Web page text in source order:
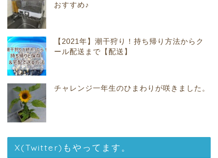
おすすめ♪
【2021年】潮干狩り！持ち帰り方法からク
ール配送まで【配送】
チャレンジ一年生のひまわりが咲きました。
X(Twitter)もやってます。